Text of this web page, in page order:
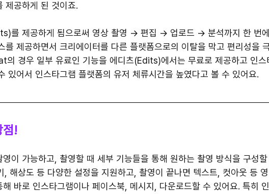
제공하게 된 것이죠.
를 제공하게 됨으로써 영상 촬영 → 편집 → 업로드 → 분석까지 한 번에
를 제공하면서 크리에이터를 다른 플랫폼으로의 이탈을 막고 편리성을
의 경우 일부 유료인 기능을 에디츠(Edits)에서는 무료로 제공하고 인스
있어서 인스타그램 플랫폼의 유저 체류시간을 높였다고 볼 수 있어요.
!
이 가능하고, 촬영할 때 세부 기능들을 통해 원하는 촬영 방식을 구성할
, 해상도 등 다양한 설정을 지원하고, 촬영이 끝나면 텍스트, 컷아웃 등 영
바로 인스타그램이나 페이스북, 메시지, 다운로드할 수 있어요. 특히 인